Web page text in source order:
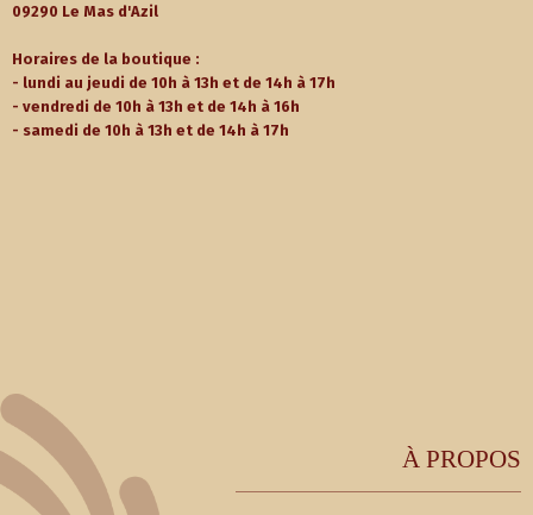
À PROPOS
09290 Le Mas d'Azil
Horaires de la boutique :
- lundi au jeudi de 10h à 13h et de 14h à 17h
- vendredi de 10h à 13h et de 14h à 16h
- samedi de 10h à 13h et de 14h à 17h